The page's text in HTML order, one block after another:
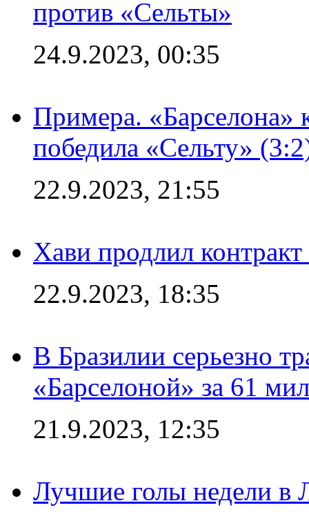
против «Сельты»
24.9.2023, 00:35
Примера. «Барселона»
победила «Сельту»
22.9.2023, 21:55
Хави продлил
22.9.2023, 18:35
В Бразилии серьезно
«Барселоной» за 61
21.9.2023, 12:35
Лучшие голы недели в